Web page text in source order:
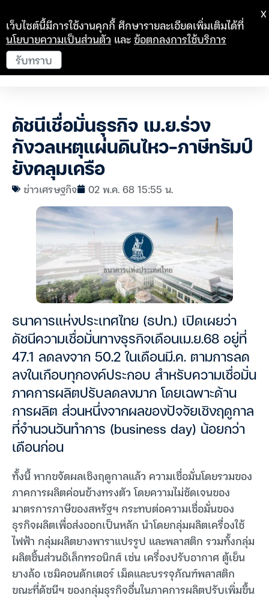
ดัชนีเชื่อมั่นธุรกิจ เม.ย.ร่วง
กังวลเหตุแผ่นดินไหว-ภาษีทรัมป์
ยังคลุมเครือ
ข่าวเศรษฐกิจ 02 พ.ค. 68 15:55 น.
ธนาคารแห่งประเทศไทย (ธปท.) เปิดเผยว่า
ดัชนีความเชื่อมั่นทางธุรกิจเดือนเม.ย.68 อยู่ที่
47.1 ลดลงจาก 50.2 ในเดือนมี.ค. ตามการลด
ลงในเกือบทุกองค์ประกอบ สำหรับความเชื่อมั่น
ภาคการผลิตปรับลดลงมาก โดยเฉพาะด้าน
การผลิต ส่วนหนึ่งจากผลของปัจจัยเชิงฤดูกาล
ที่จำนวนวันทำการ (business day) น้อยกว่า
เดือนก่อน
ทั้งนี้ หากขจัดผลเชิงฤดูกาลแล้ว ความเชื่อมั่นโดยรวมของ
ภาคการผลิตค่อนข้างทรงตัว โดยความไม่ชัดเจนของ
มาตรการภาษีของสหรัฐฯ กระทบต่อความเชื่อมั่นของ
ธุรกิจผลิตเพื่อส่งออกเป็นหลัก นำโดยกลุ่มผลิตเครื่องใช้
ไฟฟ้า กลุ่มผลิตยางพาราแปรรูป และพลาสติก รวมทั้งกลุ่ม
ผลิตชิ้นส่วนอิเล็กทรอนิกส์ เช่น เครื่องปรับอากาศ ตู้เย็น
ยางล้อ เซมิคอนดักเตอร์ เม็ดและบรรจุภัณฑ์พลาสติก
ขณะที่ดัชนีฯ ของกลุ่มธุรกิจอื่นในภาคการผลิตปรับเพิ่มขึ้น
เว็บไซต์นี้มีการใช้งานคุกกี้ ศึกษารายละเอียดเพิ่มเติมได้ที่
นโยบายความเป็นส่วนตัว และข้อตกลงการใช้บริการ
รับทราบ
X